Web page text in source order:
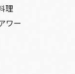
理
ワー